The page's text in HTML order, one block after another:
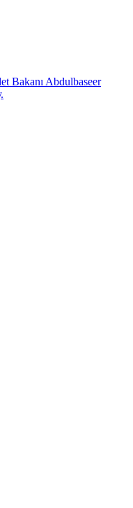
Bakanı Abdulbaseer